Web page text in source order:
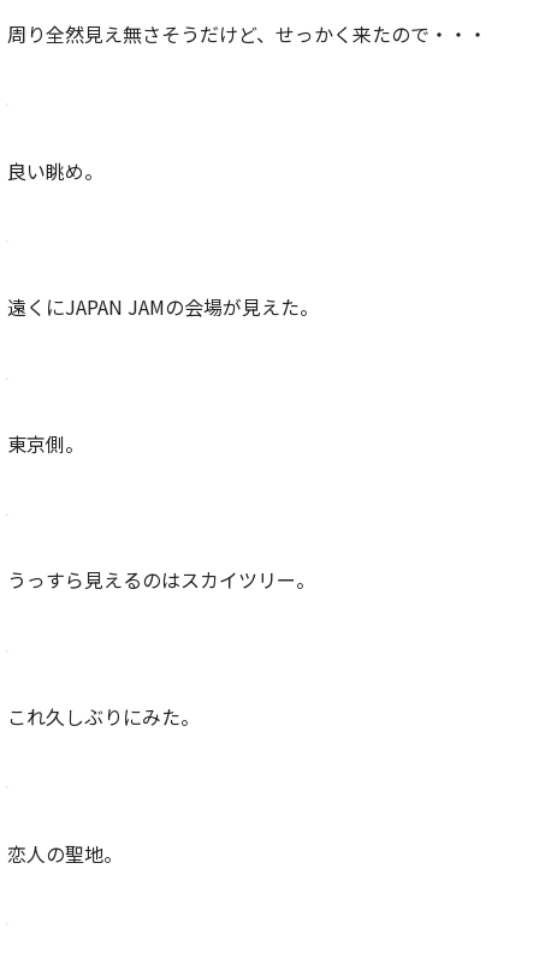
周り全然見え無さそうだけど、せっかく来たので・・・
良い眺め。
遠くにJAPAN JAMの会場が見えた。
東京側。
うっすら見えるのはスカイツリー。
これ久しぶりにみた。
恋人の聖地。